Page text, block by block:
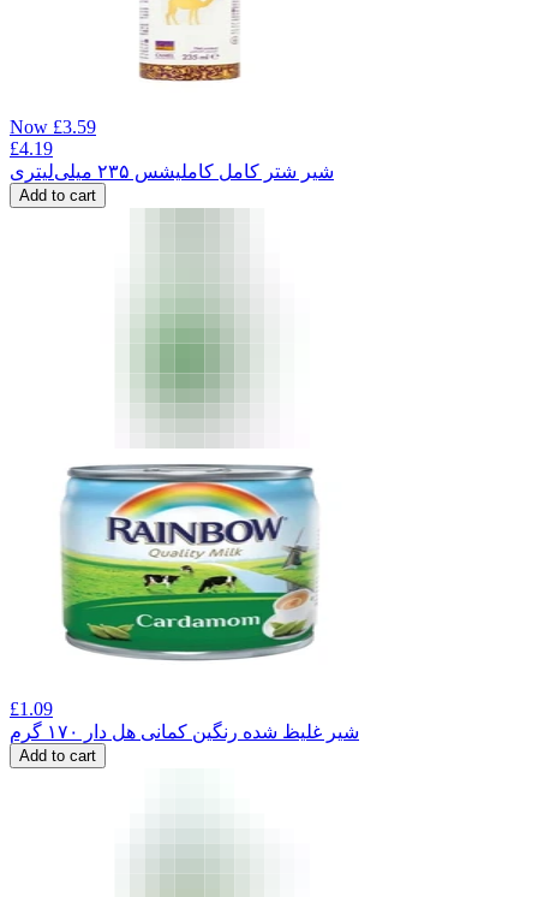
Now £3.59
£4.19
شیر شتر کامل کاملیشس ۲۳۵ میلی‌لیتری
Add to cart
£1.09
شیر غلیظ شده رنگین کمانی هل دار ۱۷۰ گرم
Add to cart